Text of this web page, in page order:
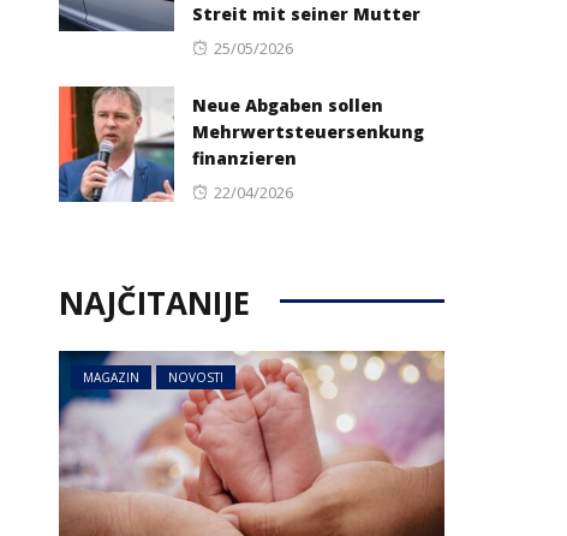
Streit mit seiner Mutter
Posted
25/05/2026
Neue Abgaben sollen
Mehrwertsteuersenkung
finanzieren
Posted
22/04/2026
NAJČITANIJE
MAGAZIN NOVOSTI